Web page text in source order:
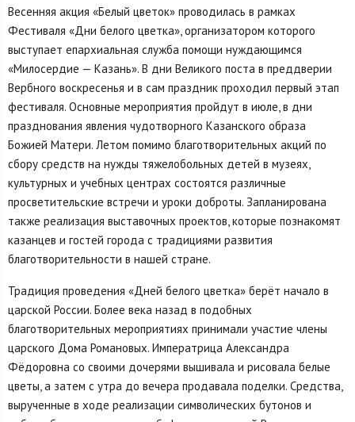
Весенняя акция «Белый цветок» проводилась в рамках
Фестиваля «Дни белого цветка», организатором которого
выступает епархиальная служба помощи нуждающимся
«Милосердие — Казань». В дни Великого поста в преддверии
Вербного воскресенья и в сам праздник проходил первый этап
фестиваля. Основные мероприятия пройдут в июле, в дни
празднования явления чудотворного Казанского образа
Божией Матери. Летом помимо благотворительных акций по
сбору средств на нужды тяжелобольных детей в музеях,
культурных и учебных центрах состоятся различные
просветительские встречи и уроки доброты. Запланирована
также реализация выставочных проектов, которые познакомят
казанцев и гостей города с традициями развития
благотворительности в нашей стране.
Традиция проведения «Дней белого цветка» берёт начало в
царской России. Более века назад в подобных
благотворительных мероприятиях принимали участие члены
царского Дома Романовых. Императрица Александра
Фёдоровна со своими дочерями вышивала и рисовала белые
цветы, а затем с утра до вечера продавала поделки. Средства,
вырученные в ходе реализации символических бутонов и